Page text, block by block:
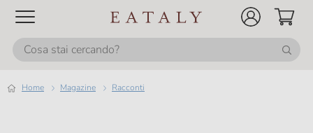
Home magazine Racconti